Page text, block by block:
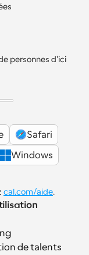
personnes d'ici
Safari
Windows
cal.com/aide.
de talents